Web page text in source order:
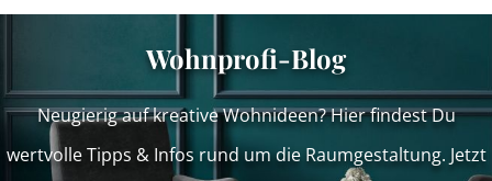
Wohnprofi-Blog
Neugierig auf kreative Wohnideen? Hier findest Du
wertvolle Tipps & Infos rund um die Raumgestaltung. Jetzt